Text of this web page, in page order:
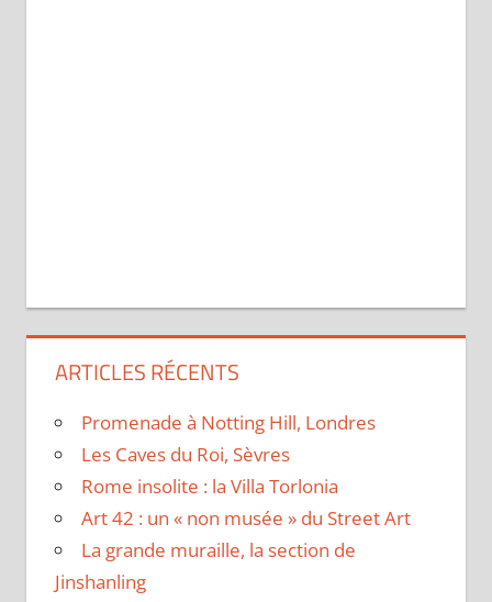
ARTICLES RÉCENTS
Promenade à Notting Hill, Londres
Les Caves du Roi, Sèvres
Rome insolite : la Villa Torlonia
Art 42 : un « non musée » du Street Art
La grande muraille, la section de
Jinshanling